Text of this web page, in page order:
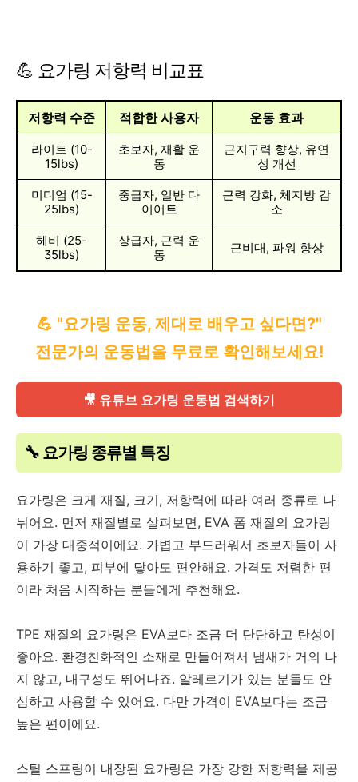
💪 요가링 저항력 비교표
저항력 수준 적합한 사용자 운동 효과
라이트 (10-
15lbs)
초보자, 재활 운
동
근지구력 향상, 유연
성 개선
미디엄 (15-
25lbs)
중급자, 일반 다
이어트
근력 강화, 체지방 감
소
헤비 (25-
35lbs)
상급자, 근력 운
동
근비대, 파워 향상
💪 "요가링 운동, 제대로 배우고 싶다면?"
전문가의 운동법을 무료로 확인해보세요!
🎥 유튜브 요가링 운동법 검색하기
🔧 요가링 종류별 특징
요가링은 크게 재질, 크기, 저항력에 따라 여러 종류로 나
뉘어요. 먼저 재질별로 살펴보면, EVA 폼 재질의 요가링
이 가장 대중적이에요. 가볍고 부드러워서 초보자들이 사
용하기 좋고, 피부에 닿아도 편안해요. 가격도 저렴한 편
이라 처음 시작하는 분들에게 추천해요.
TPE 재질의 요가링은 EVA보다 조금 더 단단하고 탄성이
좋아요. 환경친화적인 소재로 만들어져서 냄새가 거의 나
지 않고, 내구성도 뛰어나죠. 알레르기가 있는 분들도 안
심하고 사용할 수 있어요. 다만 가격이 EVA보다는 조금
높은 편이에요.
스틸 스프링이 내장된 요가링은 가장 강한 저항력을 제공